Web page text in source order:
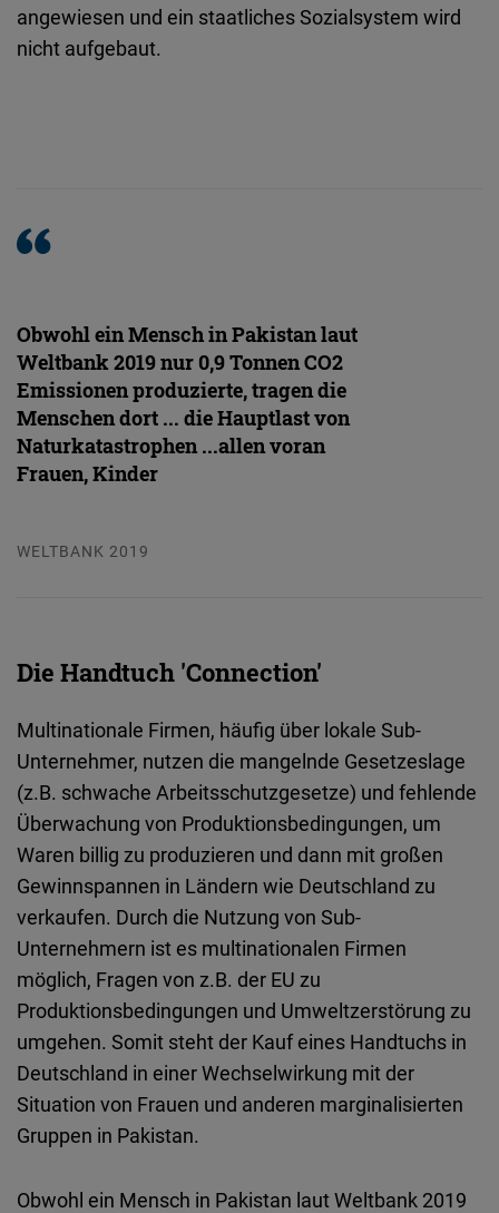
angewiesen und ein staatliches Sozialsystem wird
nicht aufgebaut.
Obwohl ein Mensch in Pakistan laut
Weltbank 2019 nur 0,9 Tonnen CO2
Emissionen produzierte, tragen die
Menschen dort ... die Hauptlast von
Naturkatastrophen ...allen voran
Frauen, Kinder
WELTBANK 2019
Die Handtuch 'Connection'
Multinationale Firmen, häufig über lokale Sub-
Unternehmer, nutzen die mangelnde Gesetzeslage
(z.B. schwache Arbeitsschutzgesetze) und fehlende
Überwachung von Produktionsbedingungen, um
Waren billig zu produzieren und dann mit großen
Gewinnspannen in Ländern wie Deutschland zu
verkaufen. Durch die Nutzung von Sub-
Unternehmern ist es multinationalen Firmen
möglich, Fragen von z.B. der EU zu
Produktionsbedingungen und Umweltzerstörung zu
umgehen. Somit steht der Kauf eines Handtuchs in
Deutschland in einer Wechselwirkung mit der
Situation von Frauen und anderen marginalisierten
Gruppen in Pakistan.
Obwohl ein Mensch in Pakistan laut Weltbank 2019